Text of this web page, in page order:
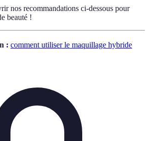
nos recommandations ci-dessous pour
beauté !
: comment utiliser le maquillage hybride